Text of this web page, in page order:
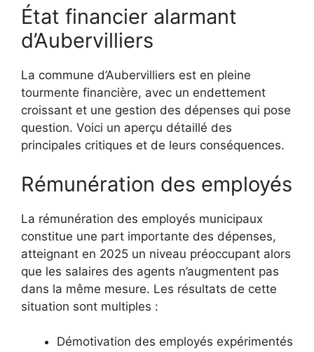
État financier alarmant
d’Aubervilliers
La commune d’Aubervilliers est en pleine
tourmente financière, avec un endettement
croissant et une gestion des dépenses qui pose
question. Voici un aperçu détaillé des
principales critiques et de leurs conséquences.
Rémunération des employés
La rémunération des employés municipaux
constitue une part importante des dépenses,
atteignant en 2025 un niveau préoccupant alors
que les salaires des agents n’augmentent pas
dans la même mesure. Les résultats de cette
situation sont multiples :
Démotivation des employés expérimentés